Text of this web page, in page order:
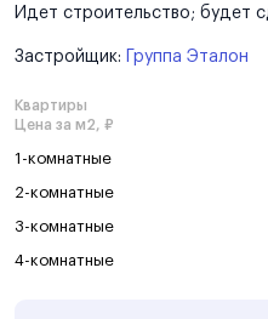
Идет строительство; будет
Застройщик: Группа Эталон
Квартиры
Цена за м2, ₽
1-комнатные
2-комнатные
3-комнатные
4-комнатные